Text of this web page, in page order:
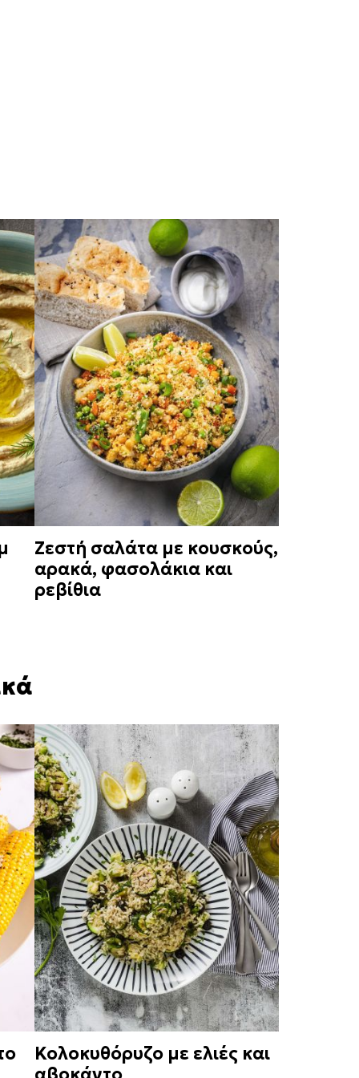
Ζεστή σαλάτα με κουσκούς,
αρακά, φασολάκια και
ρεβίθια
Κολοκυθόρυζο με ελιές και